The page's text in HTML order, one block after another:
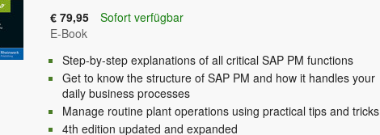
€ 79,95
Sofort verfügbar
E-Book
Step-by-step explanations of all critical SAP PM functions
Get to know the structure of SAP PM and how it handles your
daily business processes
Manage routine plant operations using practical tips and tricks
4th edition updated and expanded